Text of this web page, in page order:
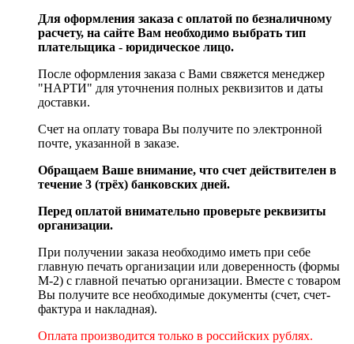
Для оформления заказа с оплатой по безналичному
расчету, на сайте Вам необходимо выбрать тип
плательщика - юридическое лицо.
После оформления заказа с Вами свяжется менеджер
"НАРТИ" для уточнения полных реквизитов и даты
доставки.
Счет на оплату товара Вы получите по электронной
почте, указанной в заказе.
Обращаем Ваше внимание, что счет действителен в
течение 3 (трёх) банковских дней.
Перед оплатой внимательно проверьте реквизиты
организации.
При получении заказа необходимо иметь при себе
главную печать организации или доверенность (формы
М-2) с главной печатью организации. Вместе с товаром
Вы получите все необходимые документы (счет, счет-
фактура и накладная).
Оплата производится только в российских рублях.